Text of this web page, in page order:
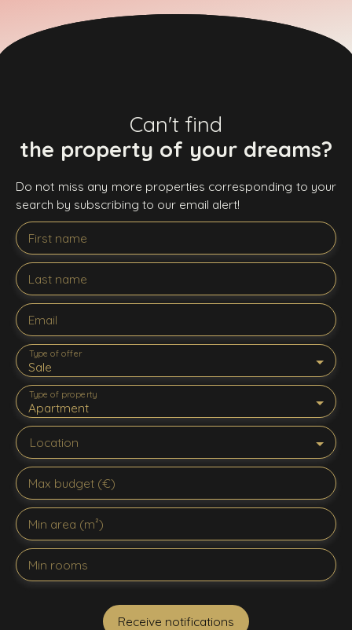
Can't find
the property of your dreams?
Do not miss any more properties corresponding to your
search by subscribing to our email alert!
First name
Last name
Email
Sale
Type of offer
Apartment
Type of property
Location
Max budget (€)
Min area (m²)
Min rooms
Receive notifications